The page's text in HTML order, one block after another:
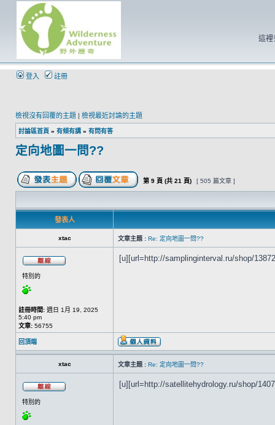
這裡
登入 註冊
檢視沒有回覆的主題 | 檢視最近討論的主題
討論區首頁 » 有傾有講 » 有問有答
定向地圖一問??
第 9 頁 (共 21 頁) [ 505 篇文章 ]
發表人
xtac 文章主題 : Re: 定向地圖一問??
特別的
註冊時間: 週日 1月 19, 2025
5:40 pm
文章: 56755
[u][url=http://samplinginterval.ru/shop/
回頂端
xtac 文章主題 : Re: 定向地圖一問??
特別的
[u][url=http://satellitehydrology.ru/shop/